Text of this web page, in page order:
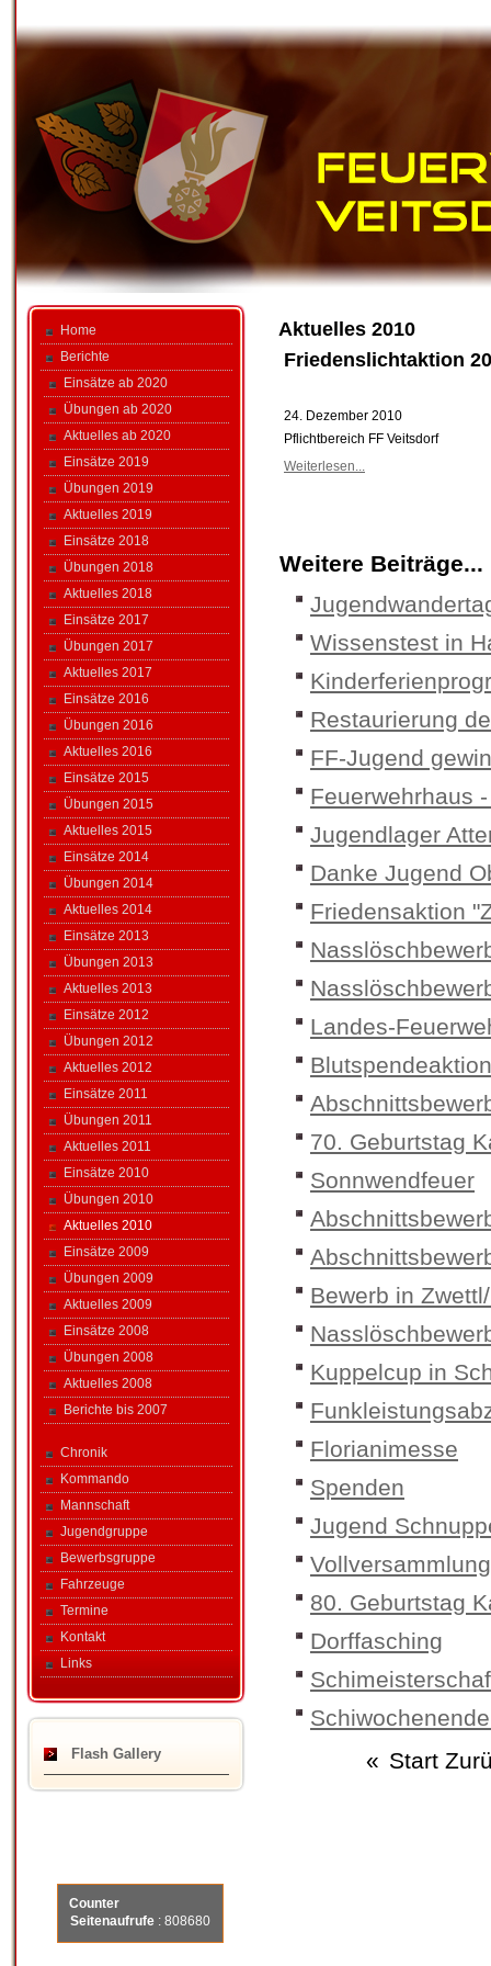
Home
Berichte
Einsätze ab 2020
Übungen ab 2020
Aktuelles ab 2020
Einsätze 2019
Übungen 2019
Aktuelles 2019
Einsätze 2018
Übungen 2018
Aktuelles 2018
Einsätze 2017
Übungen 2017
Aktuelles 2017
Einsätze 2016
Übungen 2016
Aktuelles 2016
Einsätze 2015
Übungen 2015
Aktuelles 2015
Einsätze 2014
Übungen 2014
Aktuelles 2014
Einsätze 2013
Übungen 2013
Aktuelles 2013
Einsätze 2012
Übungen 2012
Aktuelles 2012
Einsätze 2011
Übungen 2011
Aktuelles 2011
Einsätze 2010
Übungen 2010
Aktuelles 2010
Einsätze 2009
Übungen 2009
Aktuelles 2009
Einsätze 2008
Übungen 2008
Aktuelles 2008
Berichte bis 2007
Chronik
Kommando
Mannschaft
Jugendgruppe
Bewerbsgruppe
Fahrzeuge
Termine
Kontakt
Links
Flash Gallery
Aktuelles 2010
Friedenslichtaktion
24. Dezember 2010
Pflichtbereich FF Veitsdorf
Weiterlesen...
Weitere Beiträge...
Wissenstest in
Restaurierung
FF-Jugend
Feuerwehrhaus
Jugendlager
Danke Jugend
Friedensaktion
Landes-
Blutspendeaktion
70. Geburtstag
Sonnwendfeuer
Bewerb in
Kuppelcup in
Florianimesse
Spenden
Jugend
80. Geburtstag
Dorffasching
« Start
Counter
Seitenaufrufe : 808680